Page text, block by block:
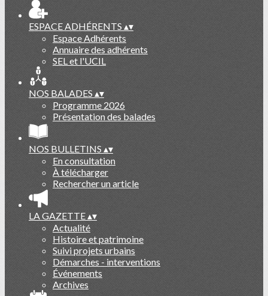
ESPACE ADHÉRENTS▴▾
Espace Adhérents
Annuaire des adhérents
SEL et l'UCIL
NOS BALADES ▴▾
Programme 2026
Présentation des balades
NOS BULLETINS ▴▾
En consultation
À télécharger
Rechercher un article
LA GAZETTE▴▾
Actualité
Histoire et patrimoine
Suivi projets urbains
Démarches - interventions
Événements
Archives